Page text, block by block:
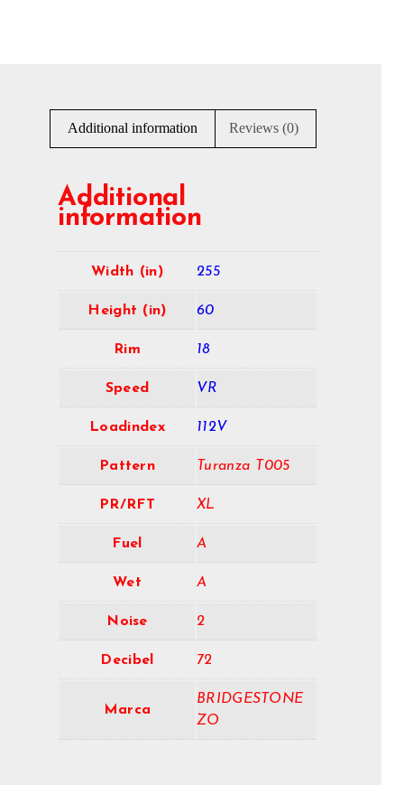
Additional information Reviews (0)
Additional
information
Width (in) 255
Height (in) 60
Rim 18
Speed VR
Loadindex 112V
Pattern Turanza T005
PR/RFT XL
Fuel A
Wet A
Noise 2
Decibel 72
Marca
BRIDGESTONE
ZO